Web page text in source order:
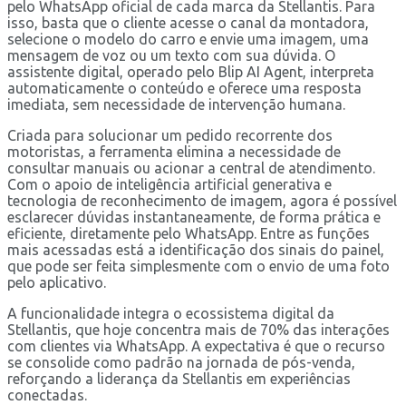
pelo WhatsApp oficial de cada marca da Stellantis. Para
isso, basta que o cliente acesse o canal da montadora,
selecione o modelo do carro e envie uma imagem, uma
mensagem de voz ou um texto com sua dúvida. O
assistente digital, operado pelo Blip AI Agent, interpreta
automaticamente o conteúdo e oferece uma resposta
imediata, sem necessidade de intervenção humana.
Criada para solucionar um pedido recorrente dos
motoristas, a ferramenta elimina a necessidade de
consultar manuais ou acionar a central de atendimento.
Com o apoio de inteligência artificial generativa e
tecnologia de reconhecimento de imagem, agora é possível
esclarecer dúvidas instantaneamente, de forma prática e
eficiente, diretamente pelo WhatsApp. Entre as funções
mais acessadas está a identificação dos sinais do painel,
que pode ser feita simplesmente com o envio de uma foto
pelo aplicativo.
A funcionalidade integra o ecossistema digital da
Stellantis, que hoje concentra mais de 70% das interações
com clientes via WhatsApp. A expectativa é que o recurso
se consolide como padrão na jornada de pós-venda,
reforçando a liderança da Stellantis em experiências
conectadas.